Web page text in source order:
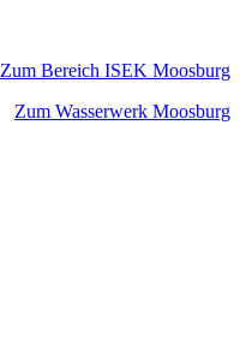
Zum Bereich ISEK Moosburg
Zum Wasserwerk Moosburg